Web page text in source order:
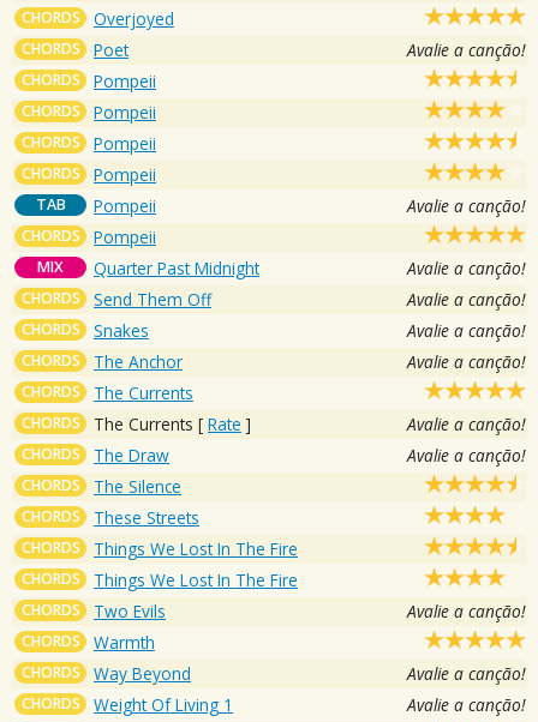
CHORDS Overjoyed
CHORDS Poet Avalie a canção!
CHORDS Pompeii
CHORDS Pompeii
CHORDS Pompeii
CHORDS Pompeii
TAB Pompeii Avalie a canção!
CHORDS Pompeii
MIX Quarter Past Midnight Avalie a canção!
CHORDS Send Them Off Avalie a canção!
CHORDS Snakes Avalie a canção!
CHORDS The Anchor Avalie a canção!
CHORDS The Currents
CHORDS The Currents [ Rate ] Avalie a canção!
CHORDS The Draw Avalie a canção!
CHORDS The Silence
CHORDS These Streets
CHORDS Things We Lost In The Fire
CHORDS Things We Lost In The Fire
CHORDS Two Evils Avalie a canção!
CHORDS Warmth
CHORDS Way Beyond Avalie a canção!
CHORDS Weight Of Living 1 Avalie a canção!